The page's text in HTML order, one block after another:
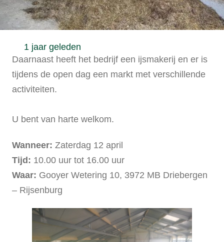
1 jaar geleden
Daarnaast heeft het bedrijf een ijsmakerij en er is
tijdens de open dag een markt met verschillende
activiteiten.
U bent van harte welkom.
Wanneer: Zaterdag 12 april
Tijd: 10.00 uur tot 16.00 uur
Waar: Gooyer Wetering 10, 3972 MB Driebergen
– Rijsenburg